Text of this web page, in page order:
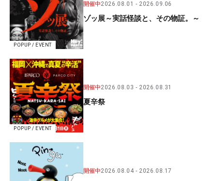
POPUP / EVENT
開催中2026.08.01 2026.09.06
ゾッ展～実話怪談と、その物証。～
POPUP / EVENT
開催中2026.08.03 2026.08.31
夏辛祭
開催中2026.08.04 2026.08.17